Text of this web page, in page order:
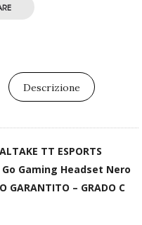
Descrizione
TT ESPORTS
Go Gaming Headset Nero
GARANTITO – GRADO C